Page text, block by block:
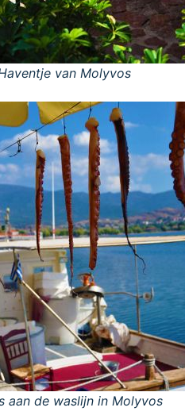
van Molyvos
aan de waslijn in Molyvos